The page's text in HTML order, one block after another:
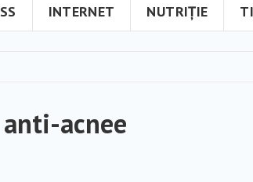
INTERNET NUTRIȚIE
acnee